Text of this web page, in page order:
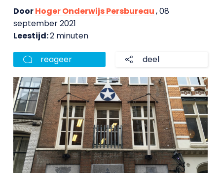
DoorHoger Onderwijs Persbureau, 08
september 2021
Leestijd:2 minuten
reageer deel